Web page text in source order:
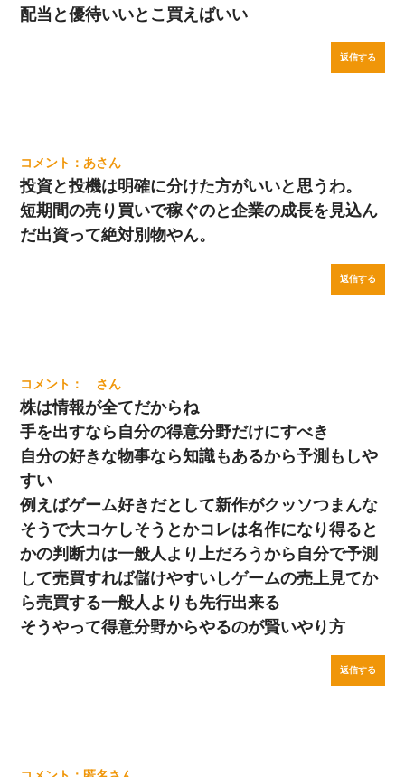
配当と優待いいとこ買えばいい
返信する
あ
投資と投機は明確に分けた方がいいと思うわ。
短期間の売り買いで稼ぐのと企業の成長を見込ん
だ出資って絶対別物やん。
返信する
株は情報が全てだからね
手を出すなら自分の得意分野だけにすべき
自分の好きな物事なら知識もあるから予測もしや
すい
例えばゲーム好きだとして新作がクッソつまんな
そうで大コケしそうとかコレは名作になり得ると
かの判断力は一般人より上だろうから自分で予測
して売買すれば儲けやすいしゲームの売上見てか
ら売買する一般人よりも先行出来る
そうやって得意分野からやるのが賢いやり方
返信する